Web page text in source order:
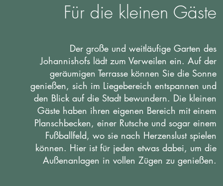
Für die kleinen Gäste
Der große und weitläufige Garten des
Johannishofs lädt zum Verweilen ein. Auf der
geräumigen Terrasse können Sie die Sonne
genießen, sich im Liegebereich entspannen und
den Blick auf die Stadt bewundern. Die kleinen
Gäste haben ihren eigenen Bereich mit einem
Planschbecken, einer Rutsche und sogar einem
Fußballfeld, wo sie nach Herzenslust spielen
können. Hier ist für jeden etwas dabei, um die
Außenanlagen in vollen Zügen zu genießen.